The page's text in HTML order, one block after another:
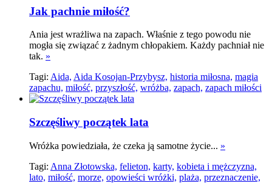
Jak pachnie miłość?
Ania jest wrażliwa na zapach. Właśnie z tego powodu nie
mogła się związać z żadnym chłopakiem. Każdy pachniał nie
tak. »
Tagi: Aida, Aida Kosojan-Przybysz, historia miłosna, magia
zapachu, miłość, przyszłość, wróżba, zapach, zapach miłości
Szczęśliwy początek lata
Wróżka powiedziała, że czeka ją samotne życie... »
Tagi: Anna Złotowska, felieton, karty, kobieta i mężczyzna,
lato, miłość, morze, opowieści wróżki, plaża, przeznaczenie,